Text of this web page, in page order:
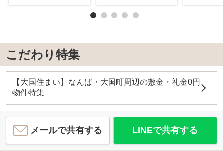
こだわり特集
【大国住まい】なんば・大国町周辺の敷金・礼金0円
物件特集
メールで共有する LINEで共有する